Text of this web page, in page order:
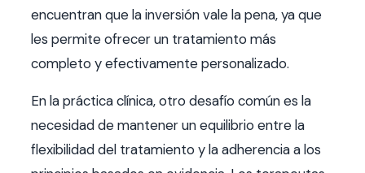
encuentran que la inversión vale la pena, ya que
les permite ofrecer un tratamiento más
completo y efectivamente personalizado.
En la práctica clínica, otro desafío común es la
necesidad de mantener un equilibrio entre la
flexibilidad del tratamiento y la adherencia a los